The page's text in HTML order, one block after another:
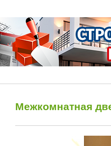
Межкомнатная